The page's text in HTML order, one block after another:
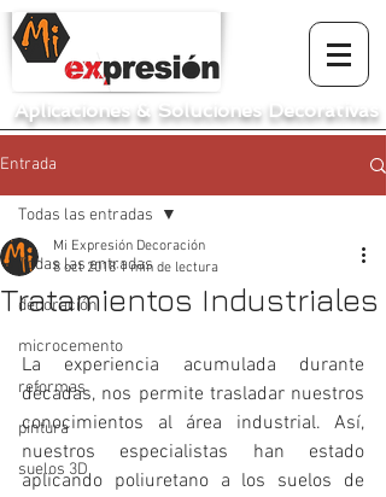
Aplicaciones & Soluciones Decorativas
Entrada
Todas las entradas
decoración
microcemento
reformas
pintura
suelos 3D
Todas las entradas
Tratamientos Industriales
Mi Expresión Decoración
8 oct 2018 1 min de lectura
La experiencia acumulada durante
décadas, nos permite trasladar nuestros
conocimientos al área industrial. Así,
nuestros especialistas han estado
aplicando poliuretano a los suelos de